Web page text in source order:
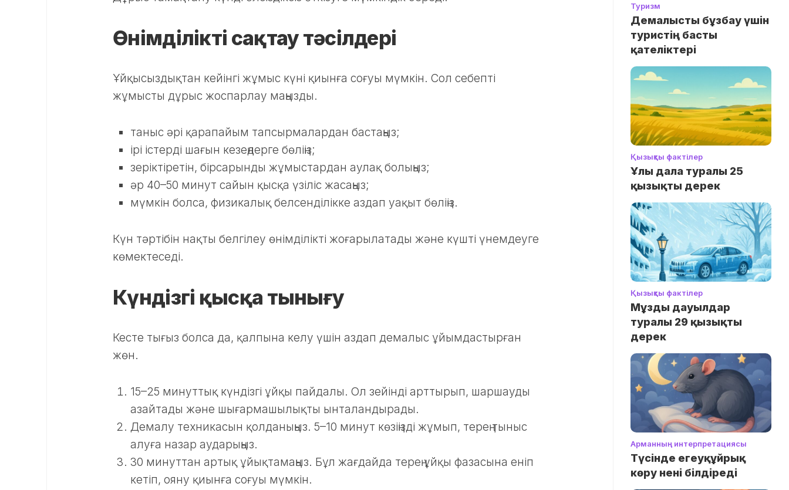
Өнімділікті сақтау тәсілдері
Ұйқысыздықтан кейінгі жұмыс күні қиынға соғуы мүмкін. Сол себепті
жұмысты дұрыс жоспарлау маңызды.
таныс әрі қарапайым тапсырмалардан бастаңыз;
ірі істерді шағын кезеңдерге бөліңіз;
зеріктіретін, бірсарынды жұмыстардан аулақ болыңыз;
әр 40–50 минут сайын қысқа үзіліс жасаңыз;
мүмкін болса, физикалық белсенділікке аздап уақыт бөліңіз.
Күн тәртібін нақты белгілеу өнімділікті жоғарылатады және күшті үнемдеуге
көмектеседі.
Күндізгі қысқа тынығу
Кесте тығыз болса да, қалпына келу үшін аздап демалыс ұйымдастырған
жөн.
15–25 минуттық күндізгі ұйқы пайдалы. Ол зейінді арттырып, шаршауды
азайтады және шығармашылықты ынталандырады.
Демалу техникасын қолданыңыз. 5–10 минут көзіңізді жұмып, терең тыныс
алуға назар аударыңыз.
30 минуттан артық ұйықтамаңыз. Бұл жағдайда терең ұйқы фазасына еніп
кетіп, ояну қиынға соғуы мүмкін.
Туризм
Демалысты бұзбау үшін
туристің басты
қателіктері
Қызықты фактілер
Ұлы дала туралы 25
қызықты дерек
Қызықты фактілер
Мұзды дауылдар
туралы 29 қызықты
дерек
Арманның интерпретациясы
Түсінде егеуқұйрық
көру нені білдіреді